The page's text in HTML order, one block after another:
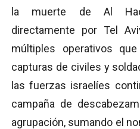
la muerte de Al
directamente por Tel
múltiples operativos
capturas de civiles y
las fuerzas israelíes
campaña de
agrupación, sumando el